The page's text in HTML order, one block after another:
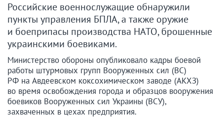
Российские военнослужащие обнаружили
пункты управления БПЛА, а также оружие
и боеприпасы производства НАТО, брошенные
украинскими боевиками.
Министерство обороны опубликовало кадры боевой
работы штурмовых групп Вооруженных сил (ВС)
РФ на Авдеевском коксохимическом заводе (АКХЗ)
во время освобождения города и образцов вооружения
боевиков Вооруженных сил Украины (ВСУ),
захваченных в цехах предприятия.